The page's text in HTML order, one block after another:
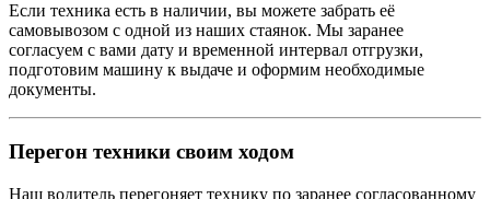
Если техника есть в наличии, вы можете забрать её
самовывозом с одной из наших стаянок. Мы заранее
согласуем с вами дату и временной интервал отгрузки,
подготовим машину к выдаче и оформим необходимые
документы.
Перегон техники своим ходом
Наш водитель перегоняет технику по заранее согласованному